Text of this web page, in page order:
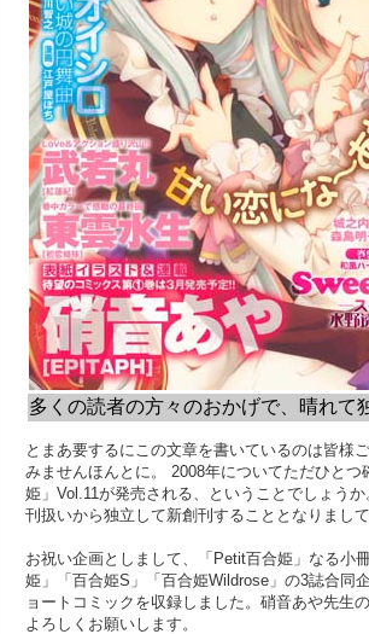
多くの読者の方々のおかげで、晴れて
とまあ要するにこの文章を書いているのは皆様
みませんほんとに。 2008年についてただひと
姫」Vol.11が発売される、ということでしょう
刊扱いから独立して新創刊することとなりまし
お祝い企画としまして、「Petit百合姫」なる小
姫」「百合姫S」「百合姫Wildrose」の3誌合同
ョートコミックを収録しました。硝音あや先生
よろしくお願いします。